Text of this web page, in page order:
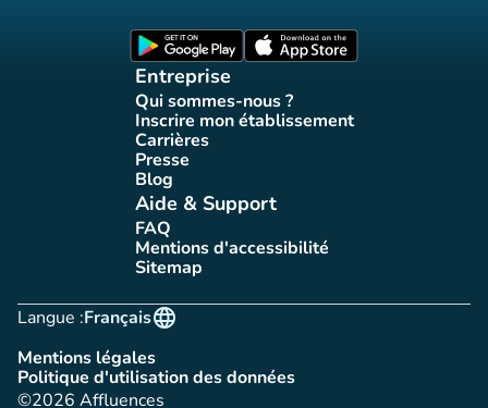
(nouvel onglet)
Entreprise
Qui sommes-nous ?
(nouvel onglet)
Inscrire mon établissement
(nouvel onglet)
Carrières(nouvel onglet)
Presse(nouvel onglet)
Blog(nouvel onglet)
Aide & Support
FAQ(nouvel onglet)
Mentions d'accessibilité
(nouvel onglet)
Sitemap(nouvel onglet)
Langue :
language
Français
Mentions légales
(nouvel onglet)
Politique d'utilisation des données
(nouvel onglet)
©2026 Affluences